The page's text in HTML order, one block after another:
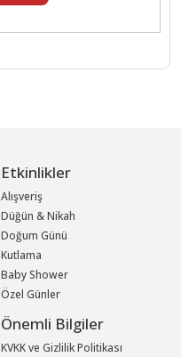
Etkinlikler
Alışveriş
Düğün & Nikah
Doğum Günü
Kutlama
Baby Shower
Özel Günler
Önemli Bilgiler
KVKK ve Gizlilik Politikası